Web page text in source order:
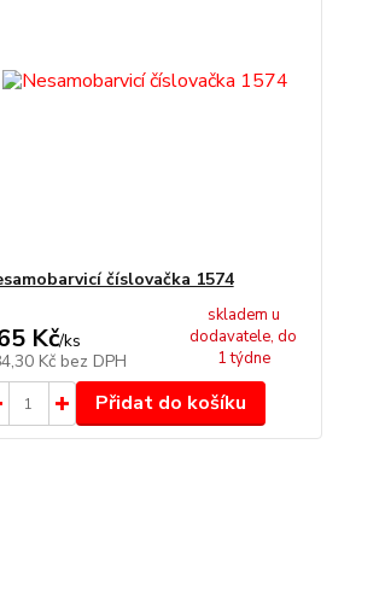
číslovačka 1574
Kč/ks
Kč bez DPH
skladem u
dodavatele, do
1 týdne
Přidat do košíku